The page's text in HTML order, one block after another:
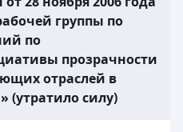
группы по
по
прозрачности
отраслей в
(утратило силу)